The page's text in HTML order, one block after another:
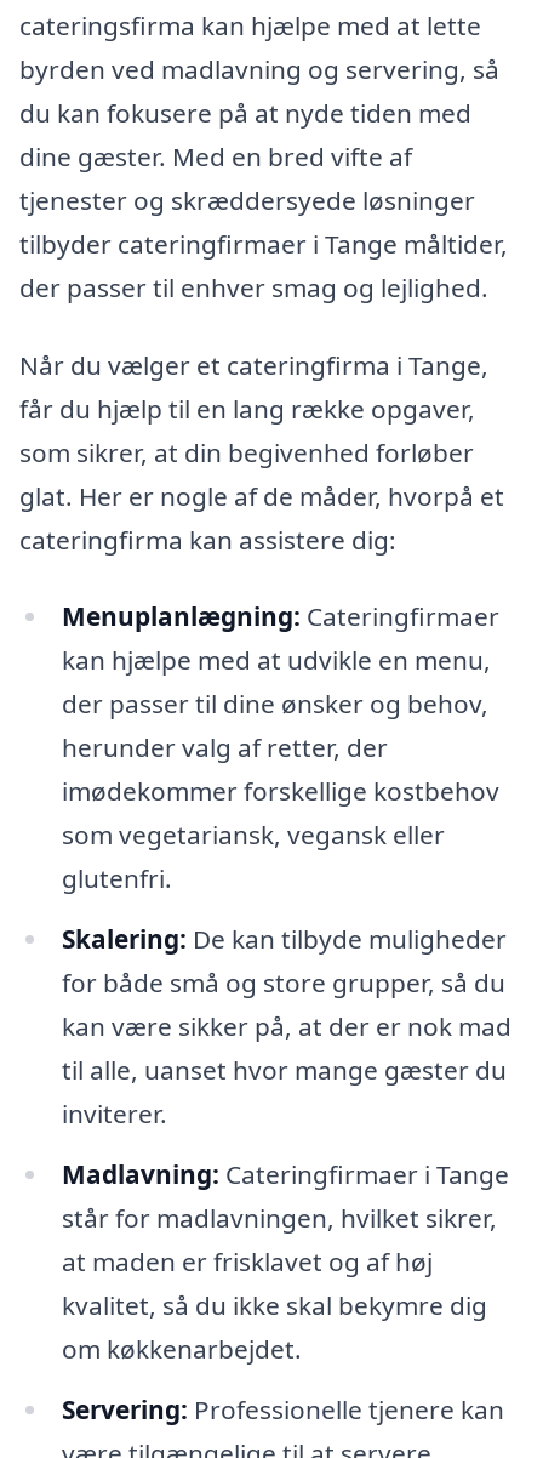
cateringsfirma kan hjælpe med at lette
byrden ved madlavning og servering, så
du kan fokusere på at nyde tiden med
dine gæster. Med en bred vifte af
tjenester og skræddersyede løsninger
tilbyder cateringfirmaer i Tange måltider,
der passer til enhver smag og lejlighed.
Når du vælger et cateringfirma i Tange,
får du hjælp til en lang række opgaver,
som sikrer, at din begivenhed forløber
glat. Her er nogle af de måder, hvorpå et
cateringfirma kan assistere dig:
Menuplanlægning: Cateringfirmaer
kan hjælpe med at udvikle en menu,
der passer til dine ønsker og behov,
herunder valg af retter, der
imødekommer forskellige kostbehov
som vegetariansk, vegansk eller
glutenfri.
Skalering: De kan tilbyde muligheder
for både små og store grupper, så du
kan være sikker på, at der er nok mad
til alle, uanset hvor mange gæster du
inviterer.
Madlavning: Cateringfirmaer i Tange
står for madlavningen, hvilket sikrer,
at maden er frisklavet og af høj
kvalitet, så du ikke skal bekymre dig
om køkkenarbejdet.
Servering: Professionelle tjenere kan